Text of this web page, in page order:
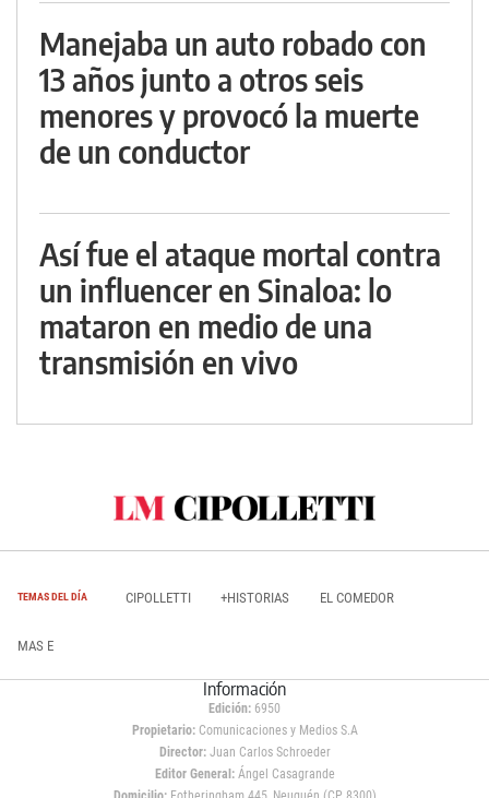
Manejaba un auto robado con
13 años junto a otros seis
menores y provocó la muerte
de un conductor
Así fue el ataque mortal contra
un influencer en Sinaloa: lo
mataron en medio de una
transmisión en vivo
TEMAS DEL DÍA CIPOLLETTI +HISTORIAS EL COMEDOR
MAS E
Información
Edición: 6950
Propietario:Comunicaciones y Medios S.A
Director: Juan Carlos Schroeder
Editor General:Ángel Casagrande